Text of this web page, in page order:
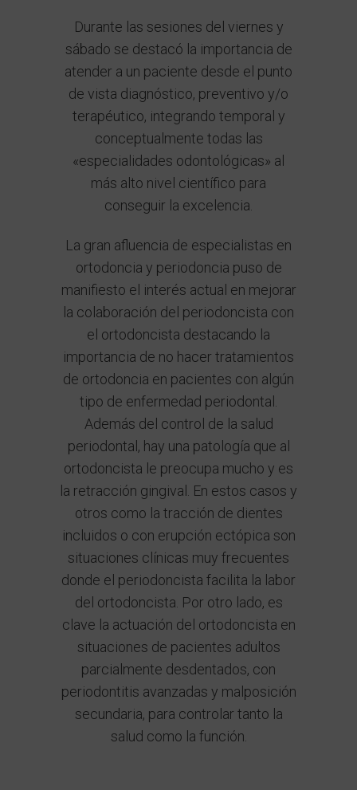
Durante las sesiones del viernes y
sábado se destacó la importancia de
atender a un paciente desde el punto
de vista diagnóstico, preventivo y/o
terapéutico, integrando temporal y
conceptualmente todas las
«especialidades odontológicas» al
más alto nivel científico para
conseguir la excelencia.
La gran afluencia de especialistas en
ortodoncia y periodoncia puso de
manifiesto el interés actual en mejorar
la colaboración del periodoncista con
el ortodoncista destacando la
importancia de no hacer tratamientos
de ortodoncia en pacientes con algún
tipo de enfermedad periodontal.
Además del control de la salud
periodontal, hay una patología que al
ortodoncista le preocupa mucho y es
la retracción gingival. En estos casos y
otros como la tracción de dientes
incluidos o con erupción ectópica son
situaciones clínicas muy frecuentes
donde el periodoncista facilita la labor
del ortodoncista. Por otro lado, es
clave la actuación del ortodoncista en
situaciones de pacientes adultos
parcialmente desdentados, con
periodontitis avanzadas y malposición
secundaria, para controlar tanto la
salud como la función.